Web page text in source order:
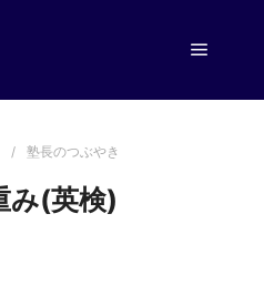
塾長のつぶやき
み(英検)